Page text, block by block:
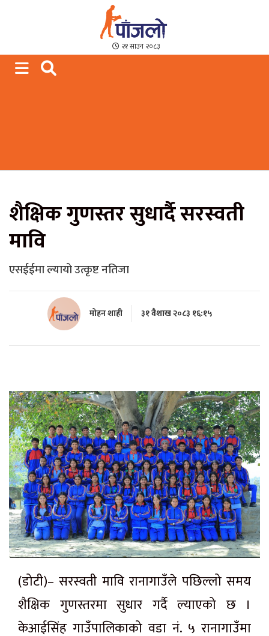
Paajalo News
We are from Far West Nepal
२१ साउन २०८३
शैक्षिक गुणस्तर सुधार्दै सरस्वती
मावि
एसईईमा ल्यायो उत्कृष्ट नतिजा
मोहन शाही ३१ वैशाख २०८३ १६:१५
(डोटी)– सरस्वती मावि रानागाउँले पछिल्लो समय
शैक्षिक गुणस्तरमा सुधार गर्दै ल्याएको छ ।
केआईसिंह गाउँपालिकाको वडा नं. ५ रानागाउँमा